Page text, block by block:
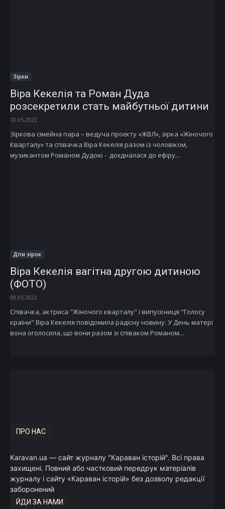
Зірки
Віра Кекелія та Роман Дуда
розсекретили стать майбутньої дитини
10.05.2022
Зіркова сімейна пара – ведуча проєкту «ЖВЛ», зірка «Жіночого
Кварталу» та співачка Віра Кекелія разом із чоловіком,
музикантом Романом Дудою - доєдналася до ефіру...
Діти зірок
Віра Кекелія вагітна другою дитиною
(ФОТО)
08.05.2022
Співачка, актриса "Жіночого кварталу" і випускниця "Голосу
країни" Віра Кекелія повідомила радісну новину. У День матері
вона оголосила, що вони разом зі співаком Романом...
ПРО НАС
Karavan.ua — сайт журналу "Караван історій". Всі права
захищені. Повний або частковий передрук матеріалів
журналу і сайту «Караван історій» без дозволу редакції
заборонений
ЙДИ ЗА НАМИ